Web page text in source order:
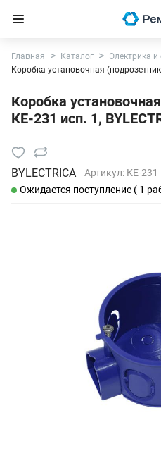
Главная Каталог Электрика и
Коробка установочная
Коробка
КЕ-231 исп. 1,
BYLECTRICA Артикул: КЕ-231
Ожидается поступление ( 1